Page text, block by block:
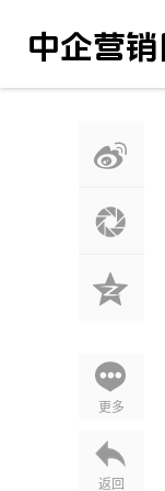
更多
返回